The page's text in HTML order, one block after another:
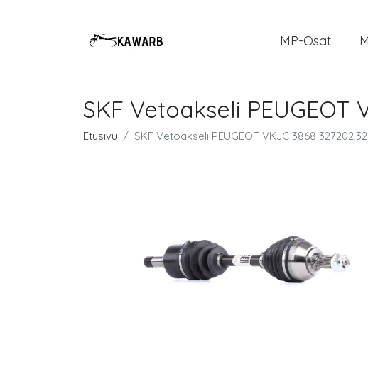
MP-Osat
SKF Vetoakseli PEUGEOT
Etusivu SKF Vetoakseli PEUGEOT VKJC 3868